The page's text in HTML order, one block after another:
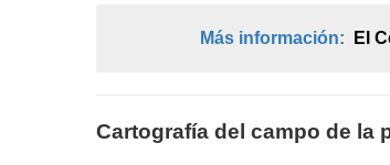
Más información: El
Cartografía del campo de la